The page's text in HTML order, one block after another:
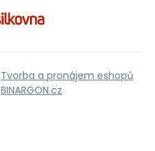
Tvorba a pronájem eshopů
BINARGON.cz